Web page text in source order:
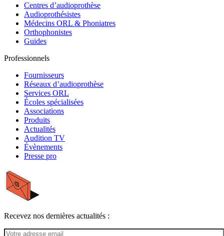
Centres d’audioprothèse
Audioprothésistes
Médecins ORL & Phoniatres
Orthophonistes
Guides
Professionnels
Fournisseurs
Réseaux d’audioprothèse
Services ORL
Écoles spécialisées
Associations
Produits
Actualités
Audition TV
Évènements
Presse pro
Recevez nos dernières actualités :